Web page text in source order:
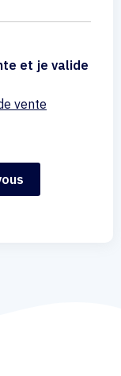
et je valide
vente